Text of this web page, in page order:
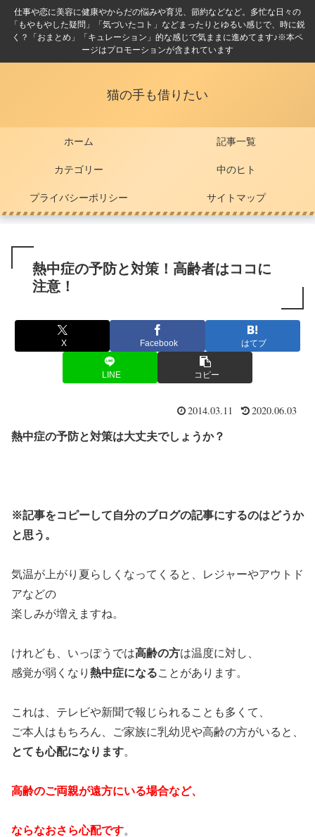
仕事や恋に美容に健康やからだの悩みや育児、節約などなど。多忙な日々の
「もやもやした疑問」「気づいたコト」などまったりとゆるい感じで、時に鋭
く？「おまとめ」「キュレーション」的な感じで気ままに進めてます♪※本ペ
ージはプロモーションが含まれています
猫の手も借りたい
ホーム 記事一覧
カテゴリー 中のヒト
プライバシーポリシー サイトマップ
熱中症の予防と対策！高齢者はココに
注意！
X Facebook はてブ
LINE コピー
2014.03.11 2020.06.03
熱中症の予防と対策は大丈夫でしょうか？
※記事をコピーして自分のブログの記事にするのはどうか
と思う。
気温が上がり夏らしくなってくると、レジャーやアウトド
アなどの
楽しみが増えますね。
けれども、いっぽうでは高齢の方は温度に対し、
感覚が弱くなり 熱中症になることがあります。
これは、テレビや新聞で報じられることも多くて、
ご本人はもちろん、ご家族に乳幼児や高齢の方がいると、
とても心配になります。
高齢のご両親が遠方にいる場合など、
ならなおさら心配です。